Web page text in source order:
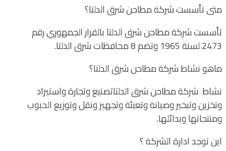
متى تأسست شركة مطاحن شرق الدلتا؟
تأسست شركة مطاحن شرق الدلتا بالقرار الجمهوري رقم
2473 لسنة 1965 وتضم 8 محافظات شرق الدلتا.
ماهو نشاط شركة مطاحن شرق الدلتا؟
نشاط شركة مطاحن شرق الدلتاتصنيع وتجارة واستيراد
وتخزين وتبخير وصيانة وتعبئة وتجهيز ونقل وتوزيع الحبوب
ومنتجاتها وبدائلها.
اين توجد ادارة الشركة ؟